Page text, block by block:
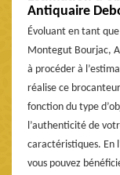
Antiquaire
Évoluant en tant
Montegut Bourjac,
à procéder à
réalise ce
fonction du type
l’authenticité de
caractéristiques. En
vous pouvez